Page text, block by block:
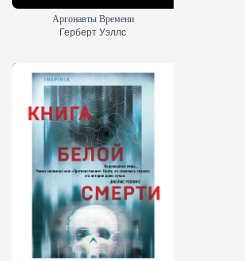
Аргонавты Времени
Герберт Уэллс